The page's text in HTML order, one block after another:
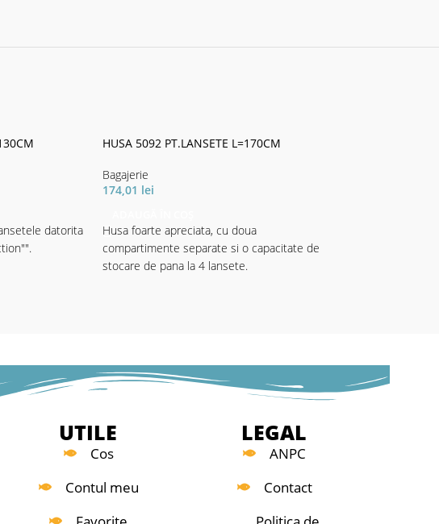
datorita
HUSA 5092 PT.LANSETE L=170CM
Bagajerie
174,01 lei
Husa foarte apreciata, cu doua
compartimente separate si o capacitate de
stocare de pana la 4 lansete.
UTILE
Cos
Contul meu
LEGAL
ANPC
Contact